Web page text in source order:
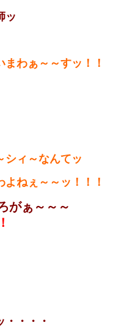
ッ
わぁ～～すッ！！
シィ～なんてッ
ねぇ～～ッ！！！
がぁ～～～
・・・